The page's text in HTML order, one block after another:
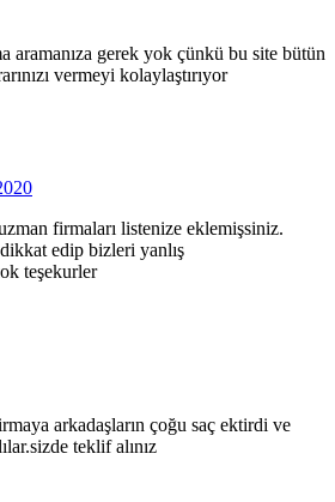
aramanıza gerek yok çünkü bu site bütün
vermeyi kolaylaştırıyor
firmaları listenize eklemişsiniz.
edip bizleri yanlış
teşekurler
arkadaşların çoğu saç ektirdi ve
teklif alınız